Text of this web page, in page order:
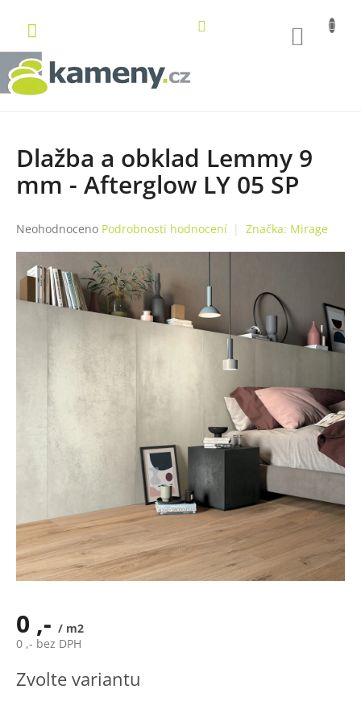
obsah
Dlažba a obklad Lemmy 9
mm - Afterglow LY 05 SP
Průměrné
je
z
Neohodnoceno Podrobnosti hodnocení Značka: Mirage
0 ,- / m2
0 ,- bez DPH
cena:
Zvolte variantu